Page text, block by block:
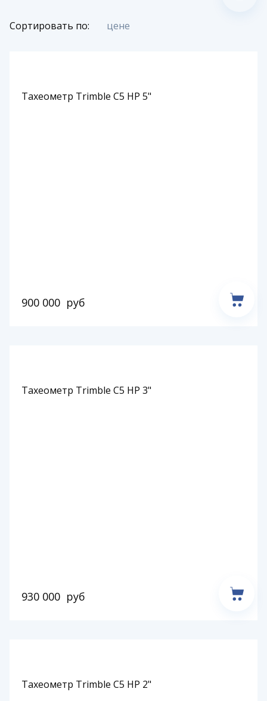
Сортировать по: цене
Тахеометр Trimble C5 HP 5"
900 000 руб
Тахеометр Trimble C5 HP 3"
930 000 руб
Тахеометр Trimble C5 HP 2"